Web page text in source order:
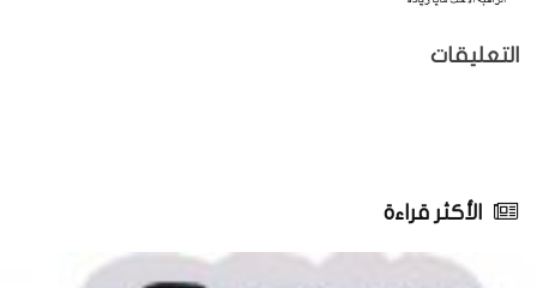
التعليقات
الأكثر قراءة